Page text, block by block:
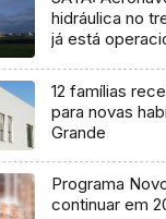
hidráulica no
já está
12 famílias
para novas
Grande
Programa
continuar em